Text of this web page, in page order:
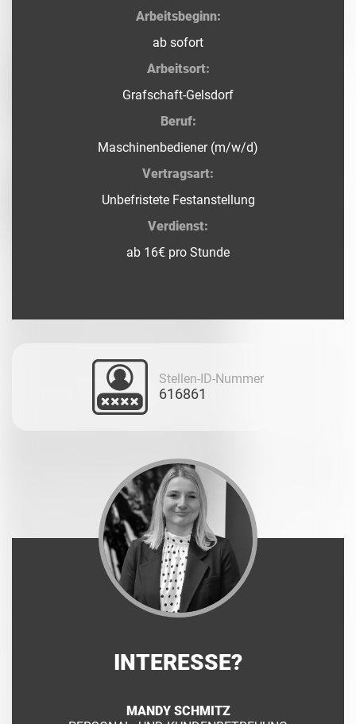
Arbeitsbeginn:
ab sofort
Arbeitsort:
Grafschaft-Gelsdorf
Beruf:
Maschinenbediener (m/w/d)
Vertragsart:
Unbefristete Festanstellung
Verdienst:
ab 16€ pro Stunde
Stellen-ID-Nummer
616861
INTERESSE?
MANDY SCHMITZ